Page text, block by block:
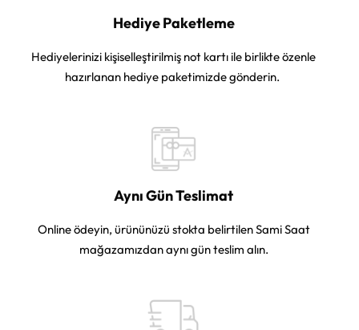
Hediye Paketleme
Hediyelerinizi kişiselleştirilmiş not kartı ile birlikte özenle
hazırlanan hediye paketimizde gönderin.
Aynı Gün Teslimat
Online ödeyin, ürününüzü stokta belirtilen Sami Saat
mağazamızdan aynı gün teslim alın.